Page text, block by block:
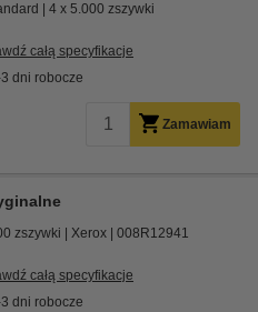
4 x 5.000 zszywki
całą specyfikacje
dni robocze
Zamawiam
zszywki Xerox 008R12941
całą specyfikacje
dni robocze